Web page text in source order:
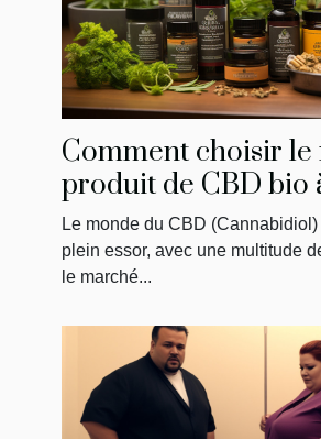
Comment choisir
produit de CBD bio
acheter
Le monde du CBD
plein essor, avec une multitude
le marché...